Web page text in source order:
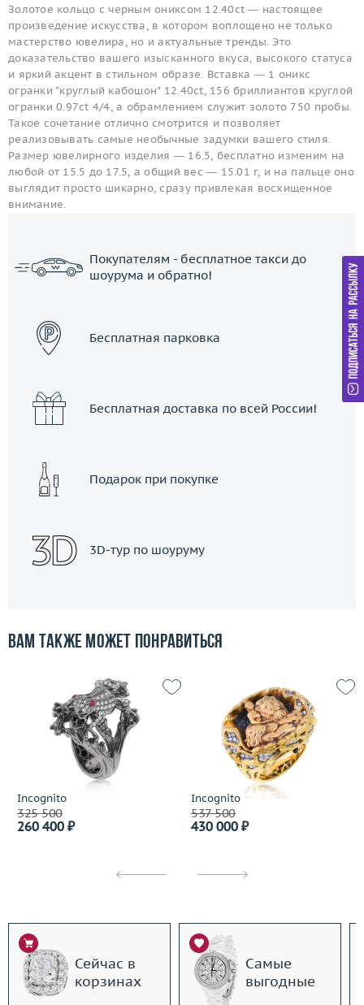
Золотое кольцо с черным ониксом 12.40ct — настоящее
произведение искусства, в котором воплощено не только
мастерство ювелира, но и актуальные тренды. Это
доказательство вашего изысканного вкуса, высокого статуса
и яркий акцент в стильном образе. Вставка — 1 оникс
огранки "круглый кабошон" 12.40ct, 156 бриллиантов круглой
огранки 0.97ct 4/4, а обрамлением служит золото 750 пробы.
Такое сочетание отлично смотрится и позволяет
реализовывать самые необычные задумки вашего стиля.
Размер ювелирного изделия — 16.5, бесплатно изменим на
любой от 15.5 до 17.5, а общий вес — 15.01 г, и на пальце оно
выглядит просто шикарно, сразу привлекая восхищенное
внимание.
Покупателям - бесплатное такси до
шоурума и обратно!
Бесплатная парковка
Бесплатная доставка по всей России!
Подарок при покупке
3D-тур по шоуруму
Вам также может понравиться
Incognito
325 500
260 400 ₽
Incognito
537 500
430 000 ₽
Сейчас в
корзинах
Самые
выгодные